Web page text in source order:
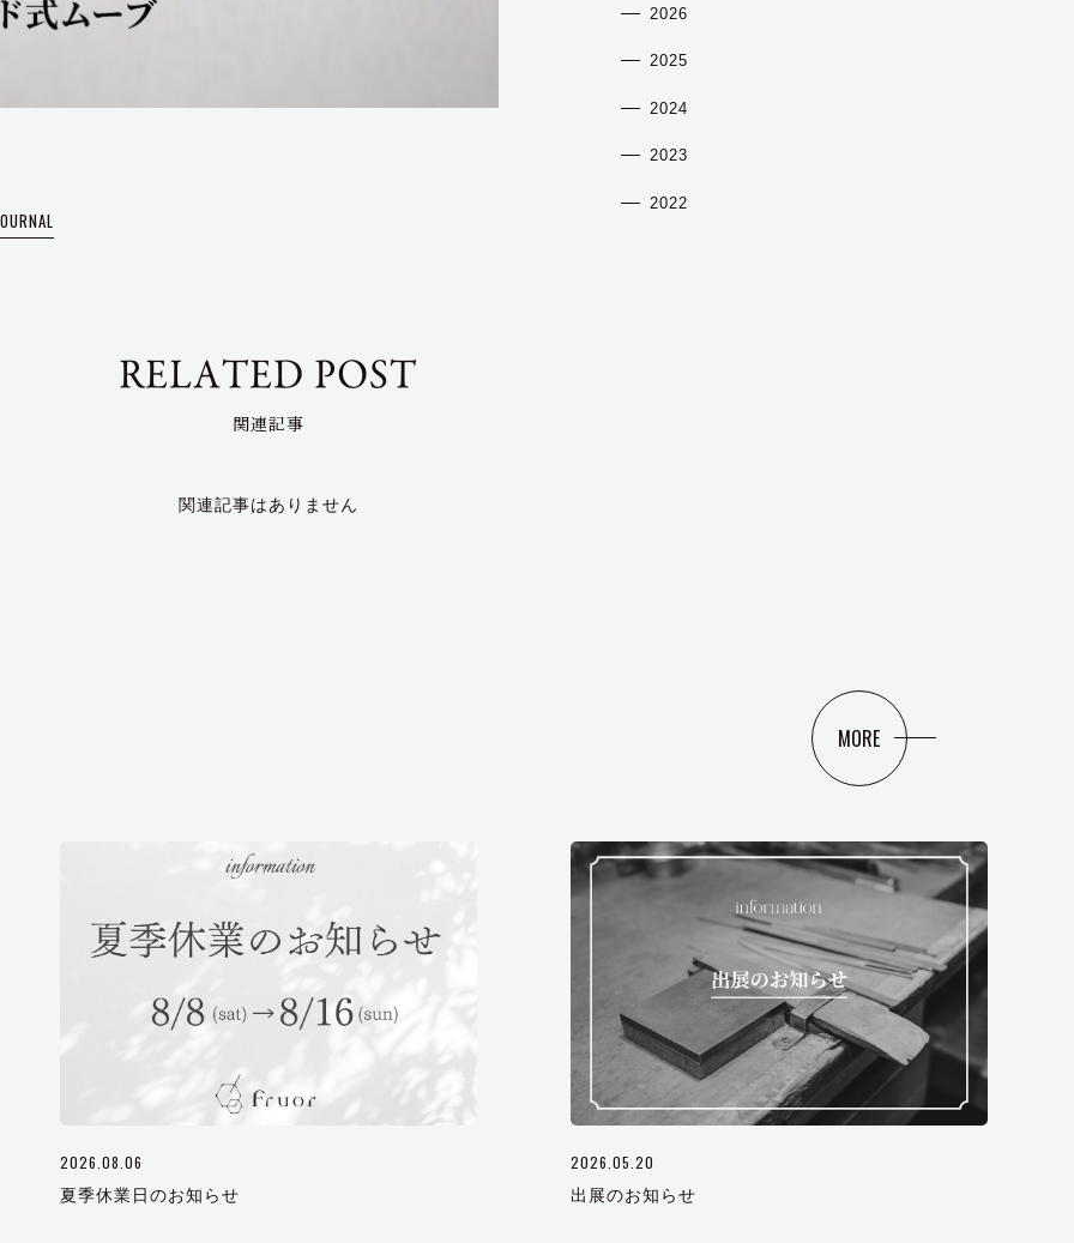
2026
2025
2024
2023
2022
RELATED POST
関連記事
関連記事はありません
2026.08.06
夏季休業日のお知らせ
2026.05.20
出展のお知らせ
MORE